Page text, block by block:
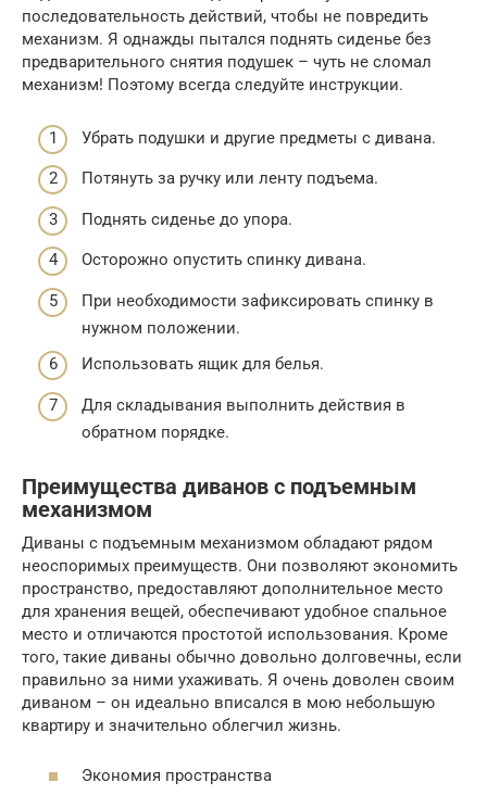
последовательность действий, чтобы не повредить
механизм. Я однажды пытался поднять сиденье без
предварительного снятия подушек – чуть не сломал
механизм! Поэтому всегда следуйте инструкции.
Убрать подушки и другие предметы с дивана.
Потянуть за ручку или ленту подъема.
Поднять сиденье до упора.
Осторожно опустить спинку дивана.
При необходимости зафиксировать спинку в
нужном положении.
Использовать ящик для белья.
Для складывания выполнить действия в
обратном порядке.
Преимущества диванов с подъемным
механизмом
Диваны с подъемным механизмом обладают рядом
неоспоримых преимуществ. Они позволяют экономить
пространство, предоставляют дополнительное место
для хранения вещей, обеспечивают удобное спальное
место и отличаются простотой использования. Кроме
того, такие диваны обычно довольно долговечны, если
правильно за ними ухаживать. Я очень доволен своим
диваном – он идеально вписался в мою небольшую
квартиру и значительно облегчил жизнь.
Экономия пространства